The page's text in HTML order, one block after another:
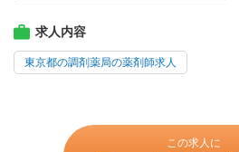
求人内容
東京都の調剤薬局の薬剤師求人
この求人に